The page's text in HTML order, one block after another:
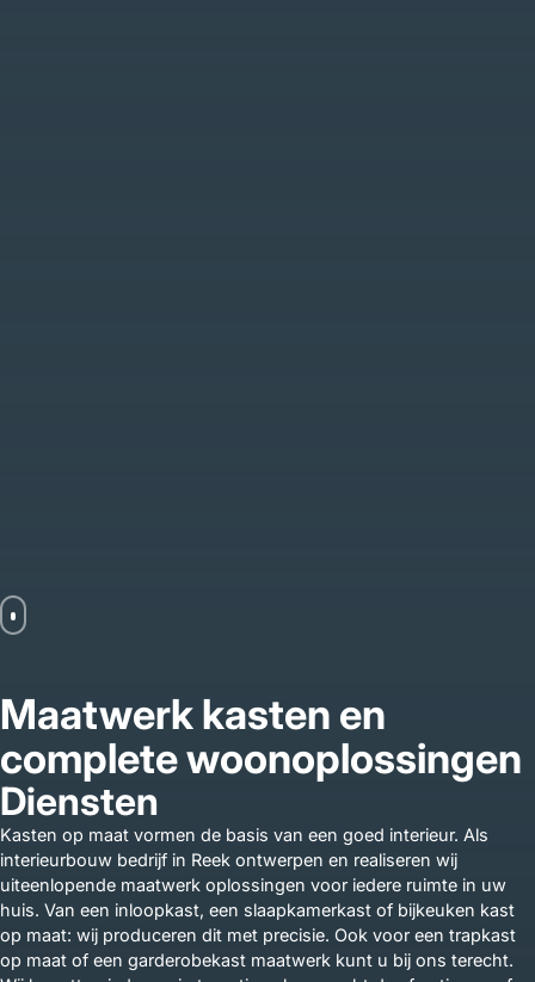
Maatwerk kasten en
complete woonoplossingen
Diensten
Kasten op maat vormen de basis van een goed interieur. Als
interieurbouw bedrijf in Reek ontwerpen en realiseren wij
uiteenlopende maatwerk oplossingen voor iedere ruimte in uw
huis. Van een inloopkast, een slaapkamerkast of bijkeuken kast
op maat: wij produceren dit met precisie. Ook voor een trapkast
op maat of een garderobekast maatwerk kunt u bij ons terecht.